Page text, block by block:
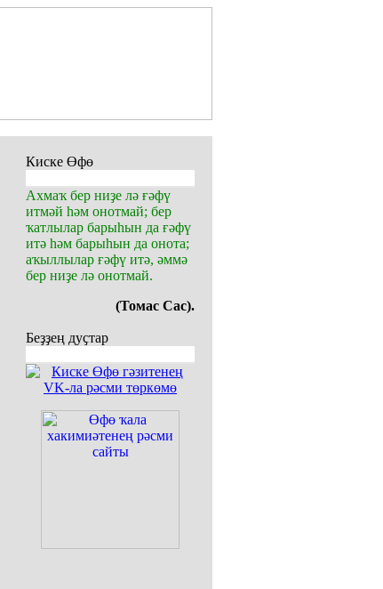
Киске Өфө
Ахмаҡ бер ниҙе лә ғәфү
итмәй һәм онотмай; бер
ҡатлылар барыһын да ғәфү
итә һәм барыһын да онота;
аҡыллылар ғәфү итә, әммә
бер ниҙе лә онотмай.
(Томас Сас).
Беҙҙең дуҫтар